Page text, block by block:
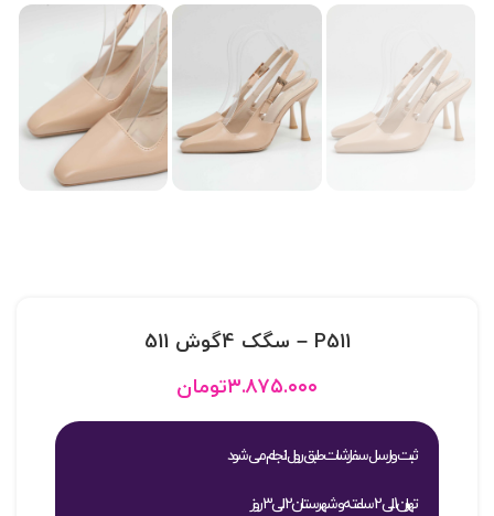
P511 – سگک 4گوش 511
۳.۸۷۵.۰۰۰تومان
ثبت و ارسال سفارشات طبق روال انجام می شود
تهران 1 الی 2 ساعته و شهرستان 2 الی 3 روز